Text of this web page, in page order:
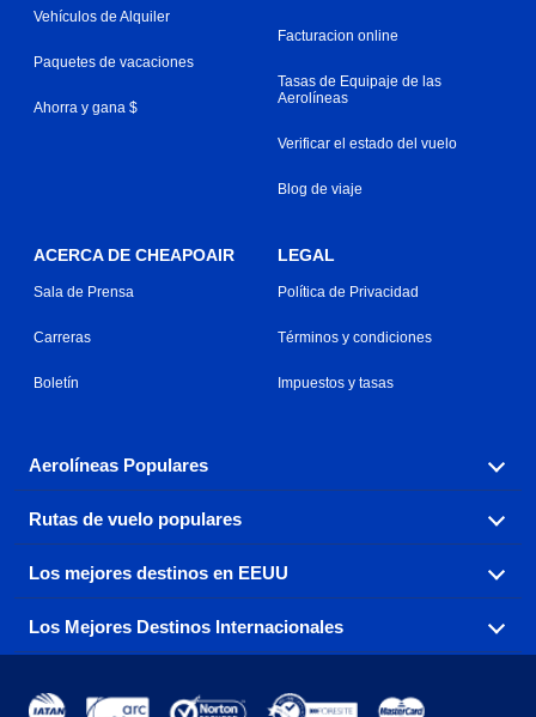
Vehículos de Alquiler
Paquetes de vacaciones
Ahorra y gana $
Facturacion online
Tasas de Equipaje de las
Aerolíneas
Verificar el estado del vuelo
Blog de viaje
ACERCA DE CHEAPOAIR
Sala de Prensa
Carreras
Boletín
LEGAL
Política de Privacidad
Términos y condiciones
Impuestos y tasas
Aerolíneas Populares
Explora nuestras opciones de tarifas aéreas baratas por
aerolínea, con más de 500 opciones para elegir.
Aeromexico
Air France Alaska Airlines
Rutas de vuelo populares
Reserva una de nuestras rutas de vuelo más populares
con tres sencillos clics.
Ft Lauderdale a Nueva York Los Ángeles a Las Vegas
Los mejores destinos en EEUU
Encuentra boletos de avión baratos a destinos
populares de los EEUU de costa a costa.
Los Mejores Destinos Internacionales
Asia y más allá.